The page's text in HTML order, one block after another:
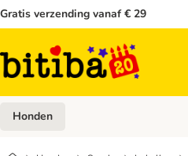
Gratis verzending vanaf € 29
Honden